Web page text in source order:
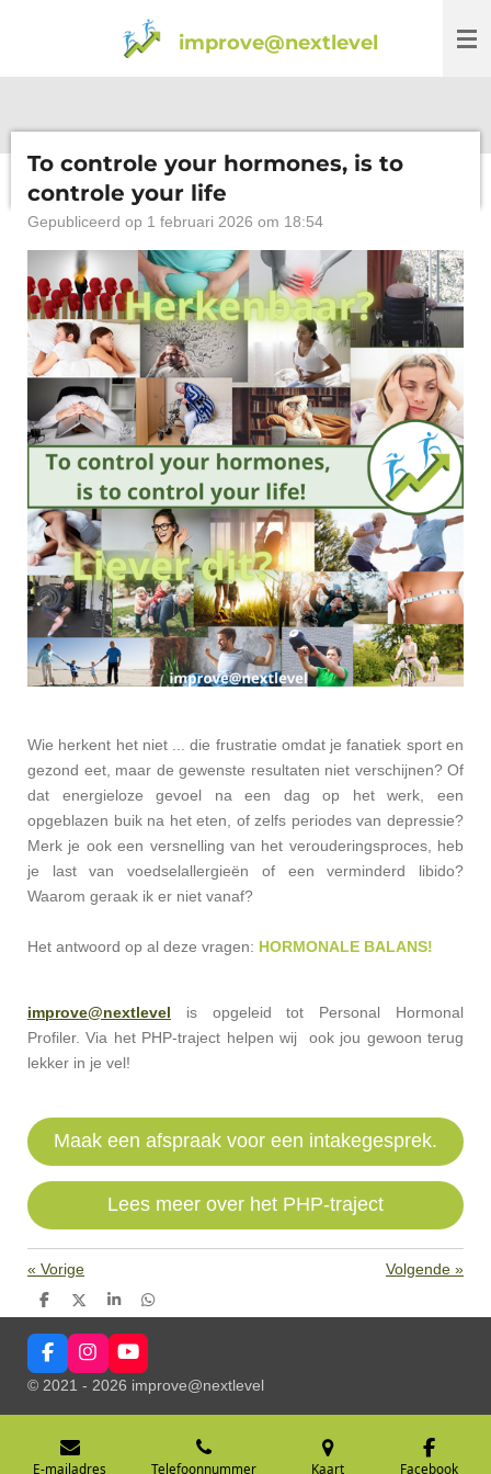
improve@nextlevel
To controle your hormones, is to
controle your life
Gepubliceerd op 1 februari 2026 om 18:54
Wie herkent het niet ... die frustratie omdat je fanatiek sport en
gezond eet, maar de gewenste resultaten niet verschijnen? Of
dat energieloze gevoel na een dag op het werk, een
opgeblazen buik na het eten, of zelfs periodes van depressie?
Merk je ook een versnelling van het verouderingsproces, heb
je last van voedselallergieën of een verminderd libido?
Waarom geraak ik er niet vanaf?
Het antwoord op al deze vragen: HORMONALE BALANS!
improve@nextlevel
is opgeleid tot Personal Hormonal
Profiler. Via het PHP-traject helpen wij ook jou gewoon terug
lekker in je vel!
Maak een afspraak voor een intakegesprek.
Lees meer over het PHP-traject
« Vorige Volgende »
D
e
l
e
n
D
e
e
l
S
h
a
D
e
l
n
F
a
c
e
o
I
n
s
t
r
Y
o
u
T
© 2021 - 2026 improve@nextlevel
E-mailadres Telefoonnummer Kaart Facebook